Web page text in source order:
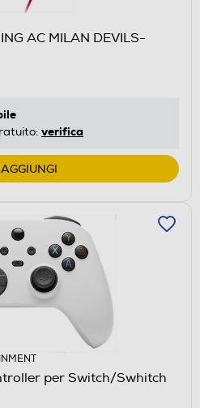
AC MILAN DEVILS-
verifica
AGGIUNGI
per Switch/Swhitch